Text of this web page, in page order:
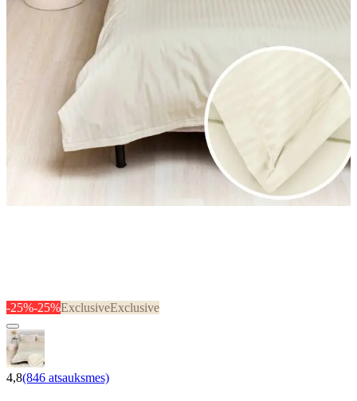
-25%-25%ExclusiveExclusive
4,8(846 atsauksmes)